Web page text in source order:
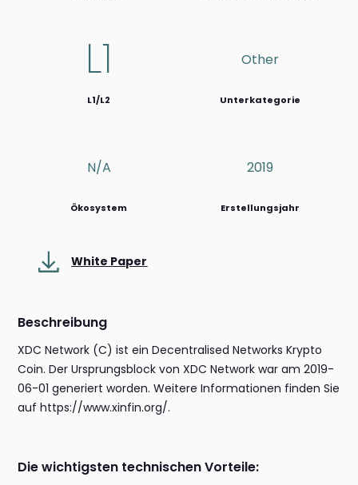
L1
L1/L2
Other
Unterkategorie
N/a
Ökosystem
2019
Erstellungsjahr
White Paper
Beschreibung
XDC Network (C) ist ein Decentralised Networks Krypto
Coin. Der Ursprungsblock von XDC Network war am 2019-
06-01 generiert worden. Weitere Informationen finden Sie
auf https://www.xinfin.org/.
Die wichtigsten technischen Vorteile: